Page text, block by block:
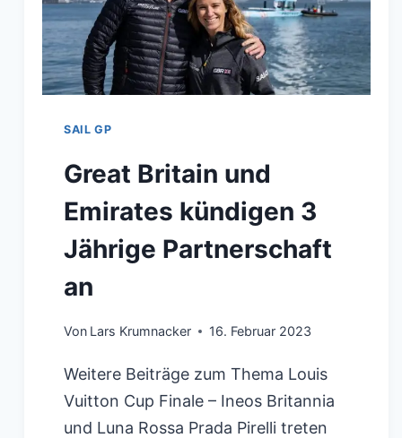
UM
EINE
WEIBLICHE
SPORTLERIN
SAIL GP
Great Britain und
Emirates kündigen 3
Jährige Partnerschaft
an
Von Lars Krumnacker 16. Februar 2023
Weitere Beiträge zum Thema Louis
Vuitton Cup Finale – Ineos Britannia
und Luna Rossa Prada Pirelli treten